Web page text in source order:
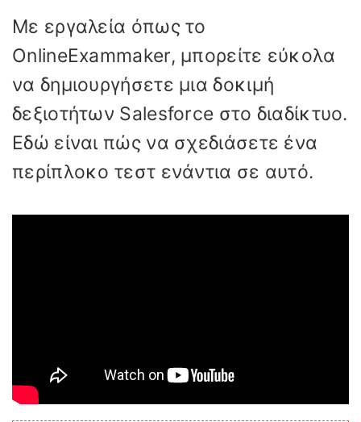
Με εργαλεία όπως το
OnlineExammaker, μπορείτε εύκολα
να δημιουργήσετε μια δοκιμή
δεξιοτήτων Salesforce στο διαδίκτυο.
Εδώ είναι πώς να σχεδιάσετε ένα
περίπλοκο τεστ ενάντια σε αυτό.